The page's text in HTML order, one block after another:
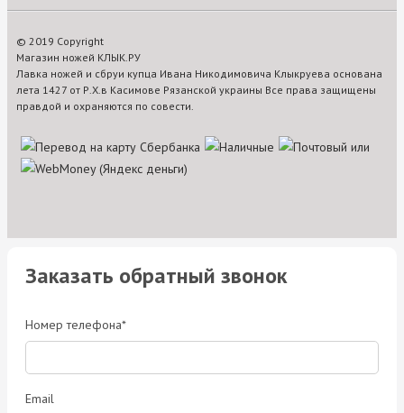
© 2019 Copyright
Магазин ножей КЛЫК.РУ
Лавка ножей и сбруи купца Ивана Никодимовича Клыкруева основана
лета 1427 от Р.Х.в Касимове Рязанской украины Все права защищены
правдой и охраняются по совести.
Заказать обратный звонок
Номер телефона*
Email